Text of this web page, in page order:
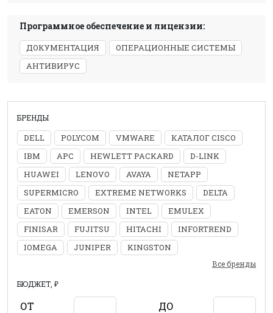
Программное обеспечение и лицензии:
ДОКУМЕНТАЦИЯ
ОПЕРАЦИОННЫЕ СИСТЕМЫ
АНТИВИРУС
БРЕНДЫ
DELL POLYCOM VMWARE
КАТАЛОГ CISCO
IBM
APC HEWLETT PACKARD
D-LINK
HUAWEI
LENOVO AVAYA
NETAPP
SUPERMICRO
EXTREME NETWORKS
DELTA
EATON
EMERSON INTEL
EMULEX
FINISAR
FUJITSU HITACHI
INFORTREND
IOMEGA
JUNIPER KINGSTON
Все бренды
БЮДЖЕТ, ₽
ОТ ДО